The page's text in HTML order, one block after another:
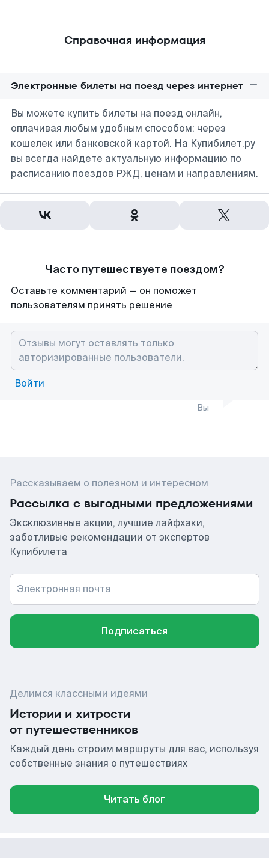
Справочная информация
Электронные билеты на поезд через интернет
Вы можете купить билеты на поезд онлайн,
оплачивая любым удобным способом: через
кошелек или банковской картой. На Купибилет.ру
вы всегда найдете актуальную информацию по
расписанию поездов РЖД, ценам и направлениям.
Часто путешествуете поездом?
Оставьте комментарий — он поможет
пользователям принять решение
Войти
Вы
Рассказываем о полезном и интересном
Рассылка с выгодными предложениями
Эксклюзивные акции, лучшие лайфхаки,
заботливые рекомендации от экспертов
Купибилета
Электронная почта
Подписаться
Делимся классными идеями
Истории и хитрости
от путешественников
Каждый день строим маршруты для вас, используя
собственные знания о путешествиях
Читать блог